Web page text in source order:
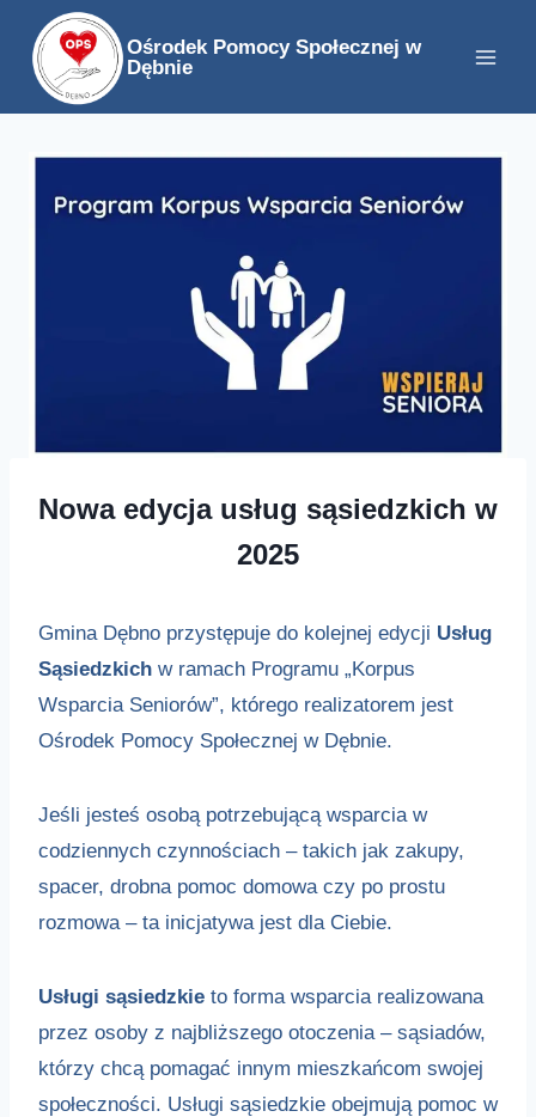
Przejdź
treści
Ośrodek Pomocy Społecznej w
Dębnie
Nowa edycja usług sąsiedzkich w
2025
Gmina Dębno przystępuje do kolejnej edycji Usług
Sąsiedzkich w ramach Programu „Korpus
Wsparcia Seniorów”, którego realizatorem jest
Ośrodek Pomocy Społecznej w Dębnie.
Jeśli jesteś osobą potrzebującą wsparcia w
codziennych czynnościach – takich jak zakupy,
spacer, drobna pomoc domowa czy po prostu
rozmowa – ta inicjatywa jest dla Ciebie.
Usługi sąsiedzkie to forma wsparcia realizowana
przez osoby z najbliższego otoczenia – sąsiadów,
którzy chcą pomagać innym mieszkańcom swojej
społeczności. Usługi sąsiedzkie obejmują pomoc w